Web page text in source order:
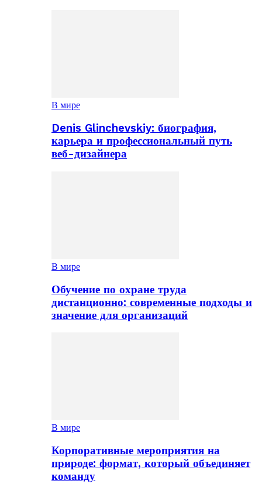
В мире
Denis Glinchevskiy: биография,
карьера и профессиональный путь
веб-дизайнера
В мире
Обучение по охране труда
дистанционно: современные подходы и
значение для организаций
В мире
Корпоративные мероприятия на
природе: формат, который объединяет
команду